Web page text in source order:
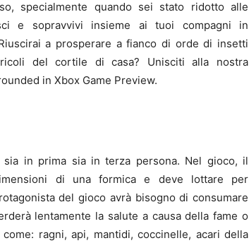
specialmente quando sei stato ridotto alle
e sopravvivi insieme ai tuoi compagni in
a prosperare a fianco di orde di insetti
del cortile di casa? Unisciti alla nostra
in Xbox Game Preview.
in prima sia in terza persona. Nel gioco, il
di una formica e deve lottare per
del gioco avrà bisogno di consumare
lentamente la salute a causa della fame o
ragni, api, mantidi, coccinelle, acari della